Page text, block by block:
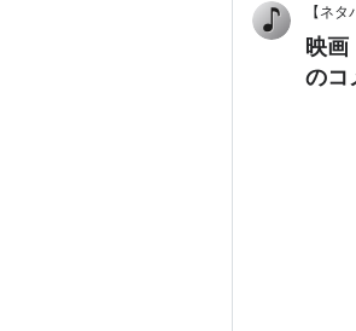
モンティ・
ち、モンテ
イル』（
をあげた。
ティ・パイ
また、チョ
Mercenary
まだ児童文
【ネ
映画
のコ